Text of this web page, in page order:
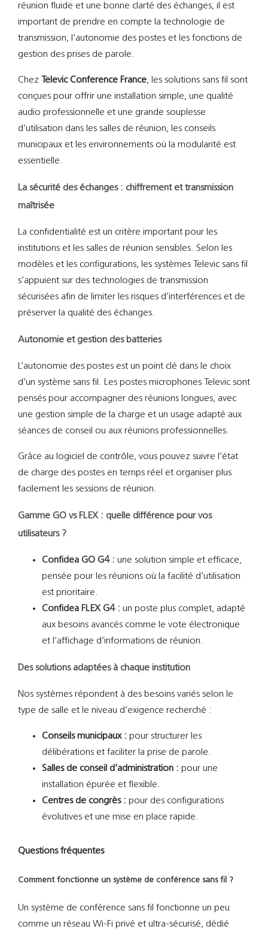
réunion fluide et une bonne clarté des échanges, il est
important de prendre en compte la technologie de
transmission, l’autonomie des postes et les fonctions de
gestion des prises de parole.
Chez Televic Conference France, les solutions sans fil sont
conçues pour offrir une installation simple, une qualité
audio professionnelle et une grande souplesse
d’utilisation dans les salles de réunion, les conseils
municipaux et les environnements où la modularité est
essentielle.
La sécurité des échanges : chiffrement et transmission
maîtrisée
La confidentialité est un critère important pour les
institutions et les salles de réunion sensibles. Selon les
modèles et les configurations, les systèmes Televic sans fil
s’appuient sur des technologies de transmission
sécurisées afin de limiter les risques d’interférences et de
préserver la qualité des échanges.
Autonomie et gestion des batteries
L’autonomie des postes est un point clé dans le choix
d’un système sans fil. Les postes microphones Televic sont
pensés pour accompagner des réunions longues, avec
une gestion simple de la charge et un usage adapté aux
séances de conseil ou aux réunions professionnelles.
Grâce au logiciel de contrôle, vous pouvez suivre l’état
de charge des postes en temps réel et organiser plus
facilement les sessions de réunion.
Gamme GO vs FLEX : quelle différence pour vos
utilisateurs ?
Confidea GO G4 : une solution simple et efficace,
pensée pour les réunions où la facilité d’utilisation
est prioritaire.
Confidea FLEX G4 : un poste plus complet, adapté
aux besoins avancés comme le vote électronique
et l’affichage d’informations de réunion.
Des solutions adaptées à chaque institution
Nos systèmes répondent à des besoins variés selon le
type de salle et le niveau d’exigence recherché :
Conseils municipaux : pour structurer les
délibérations et faciliter la prise de parole.
Salles de conseil d’administration : pour une
installation épurée et flexible.
Centres de congrès : pour des configurations
évolutives et une mise en place rapide.
Questions fréquentes
Comment fonctionne un système de conférence sans fil ?
Un système de conférence sans fil fonctionne un peu
comme un réseau Wi-Fi privé et ultra-sécurisé, dédié